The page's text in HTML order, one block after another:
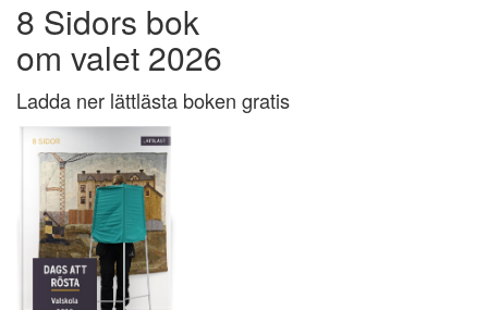
8 Sidors bok
om valet 2026
Ladda ner lättlästa boken gratis